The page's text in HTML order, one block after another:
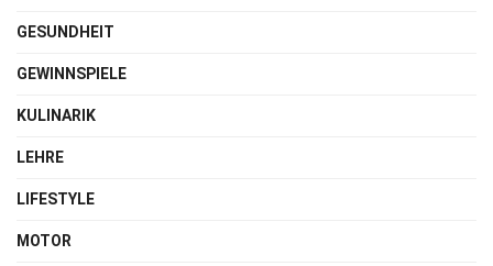
GESUNDHEIT
GEWINNSPIELE
KULINARIK
LEHRE
LIFESTYLE
MOTOR